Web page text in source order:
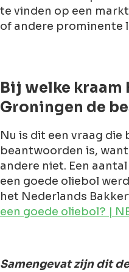
te vinden op een
of andere prominente
Bij welke kraam
Groningen de
Nu is dit een vraag die
beantwoorden is,
andere niet. Een
een goede oliebol
het Nederlands
een goede oliebol? |
Samengevat zijn dit